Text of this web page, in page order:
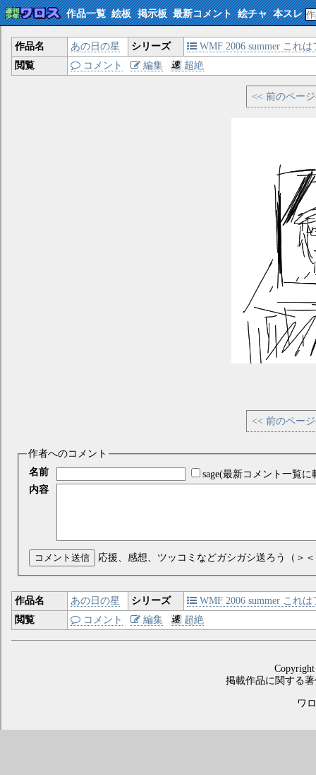
作品一覧 絵板 掲示板 最新コメント 絵チャ 本スレ
作品名 あの日の星 シリーズ
WMF 2006 summer これ
閲覧
コメント 編集 超絶
<< 前のペー
<< 前のペー
作者へのコメント
名前
sage(最新コメント一覧に
内容
コメント送信 応援、感想、ツッコミなどガシガシ送ろう（＞
作品名 あの日の星 シリーズ
WMF 2006 summer これ
閲覧
コメント 編集 超絶
掲載作品に関する
ワ